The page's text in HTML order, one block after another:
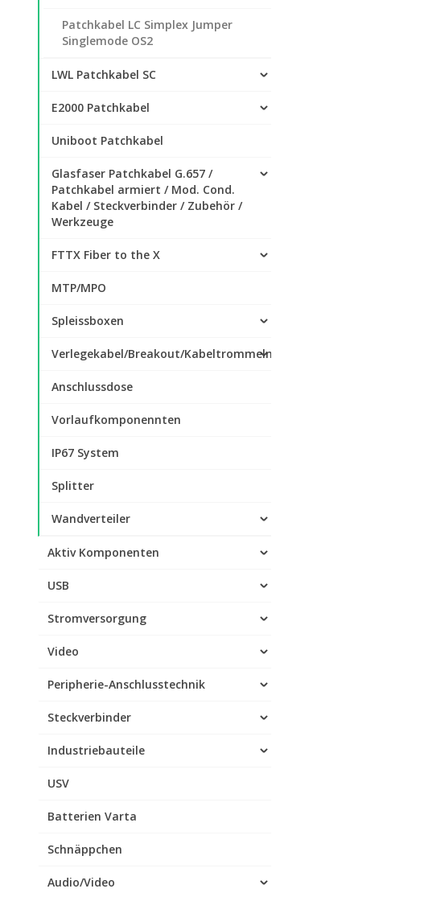
Patchkabel LC Simplex Jumper
Singlemode OS2
LWL Patchkabel SC
E2000 Patchkabel
Uniboot Patchkabel
Glasfaser Patchkabel G.657 /
Patchkabel armiert / Mod. Cond.
Kabel / Steckverbinder / Zubehör /
Werkzeuge
FTTX Fiber to the X
MTP/MPO
Spleissboxen
Verlegekabel/Breakout/Kabeltrommeln
Anschlussdose
Vorlaufkomponennten
IP67 System
Splitter
Wandverteiler
Aktiv Komponenten
USB
Stromversorgung
Video
Peripherie-Anschlusstechnik
Steckverbinder
Industriebauteile
USV
Batterien Varta
Schnäppchen
Audio/Video